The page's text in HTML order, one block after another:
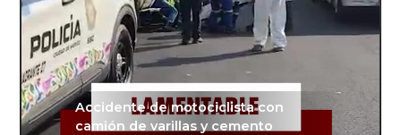
Accidente de motociclista con
camión de varillas y cemento